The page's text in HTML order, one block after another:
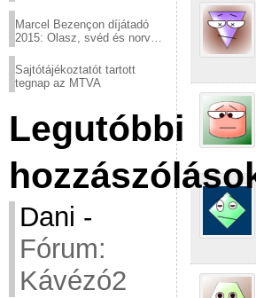
Marcel Bezençon díjátadó
2015: Olasz, svéd és norvég
Sajtótájékoztatót tartott
tegnap az MTVA
Legutóbbi
Dani -
Fórum:
Kávézó2